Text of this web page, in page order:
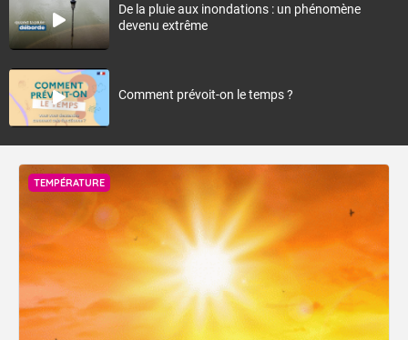
De la pluie aux inondations : un phénomène
devenu extrême
Comment prévoit-on le temps ?
TEMPÉRATURE